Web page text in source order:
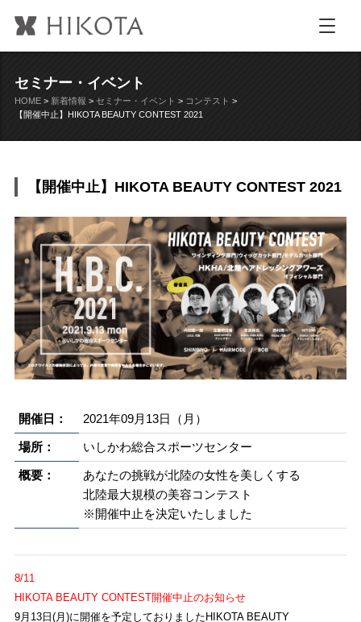
セミナー・イベント
HOME> 新着情報 > セミナー・イベント > コンテスト >
【開催中止】HIKOTA BEAUTY CONTEST 2021
【開催中止】HIKOTA BEAUTY CONTEST 2021
開催日： 2021年09月13日（月）
場所： いしかわ総合スポーツセンター
概要：
あなたの挑戦が北陸の女性を美しくする
北陸最大規模の美容コンテスト
※開催中止を決定いたしました
8/11
HIKOTA BEAUTY CONTEST開催中止のお知らせ
9月13日(月)に開催を予定しておりましたHIKOTA BEAUTY